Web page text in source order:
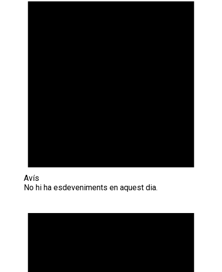
Avís
No hi ha esdeveniments en aquest dia.